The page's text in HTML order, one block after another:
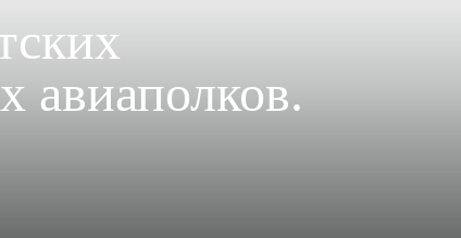
авиаполков.